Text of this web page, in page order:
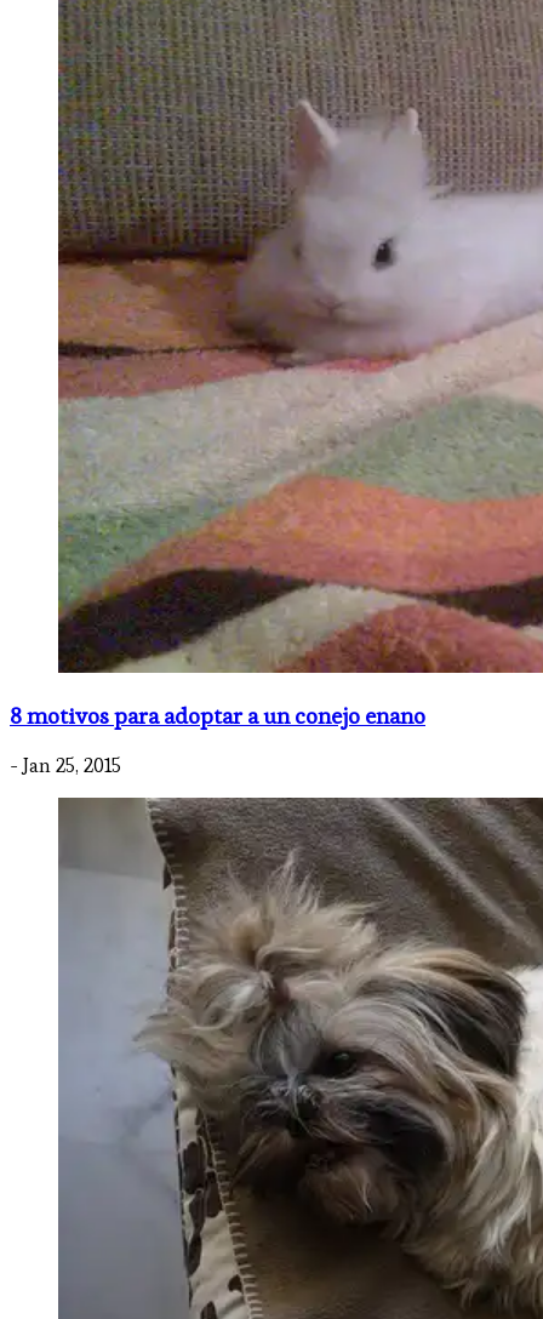
8 motivos para adoptar a un conejo enano
- Jan 25, 2015